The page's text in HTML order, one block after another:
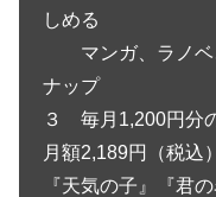
しめる
マンガ、ラノベ
ナップ
３ 毎月1,200円分
月額2,189円（税込）
『天気の子』『君